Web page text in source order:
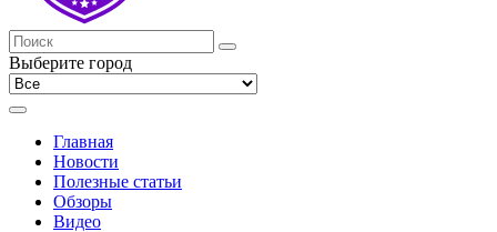
Выберите город
Главная
Новости
Полезные статьи
Обзоры
Видео